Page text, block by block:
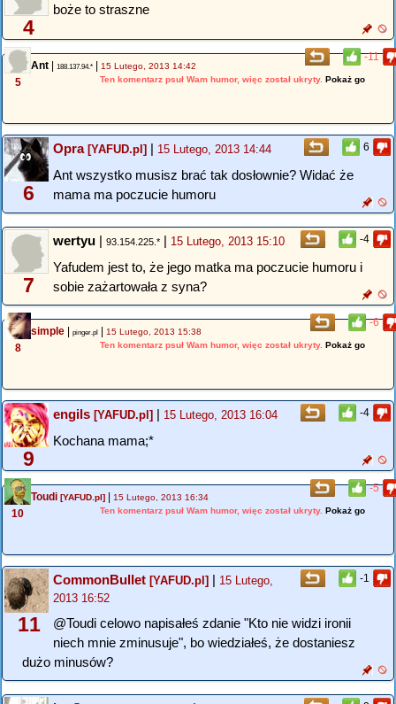
4
boże to straszne
-11
5
Ant 188.137.94.*
15 Lutego, 2013 14:42
Ten komentarz psuł Wam humor, więc został ukryty. Pokaż go
6
6
Opra[YAFUD.pl] | 15 Lutego, 2013 14:44
Ant wszystko musisz brać tak dosłownie? Widać że
mama ma poczucie humoru
-4
7
wertyu | 93.154.225.* | 15 Lutego, 2013 15:10
Yafudem jest to, że jego matka ma poczucie humoru i
sobie zażartowała z syna?
-6
8
simple pinger.pl
15 Lutego, 2013 15:38
Ten komentarz psuł Wam humor, więc został ukryty. Pokaż go
-4
9
engils [YAFUD.pl] | 15 Lutego, 2013 16:04
Kochana mama;*
-5
10
Toudi [YAFUD.pl]
15 Lutego, 2013 16:34
Ten komentarz psuł Wam humor, więc został ukryty. Pokaż go
-1
11
CommonBullet [YAFUD.pl] | 15 Lutego,
2013 16:52
@Toudi celowo napisałeś zdanie "Kto nie widzi ironii
niech mnie zminusuje", bo wiedziałeś, że dostaniesz
dużo minusów?